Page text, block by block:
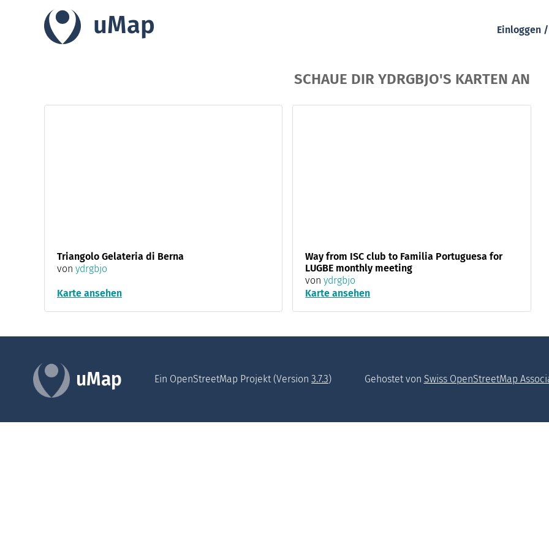
uMap Einloggen
SCHAUE DIR YDRGBJO'S KARTEN AN
Triangolo Gelateria di Berna
von ydrgbjo
Karte ansehen
Way from ISC club to Familia Portuguesa for
LUGBE monthly meeting
vonydrgbjo
Karte ansehen
uMap Ein OpenStreetMap Projekt (Version 3.7.3) Gehostet von Swiss OpenStreetMap